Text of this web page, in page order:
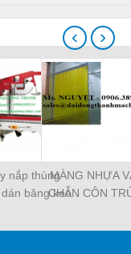
nắp thùng
băng keo
MÀNG NHỰA
CHẮN CÔN
KHO LẠNH,
‹ ›